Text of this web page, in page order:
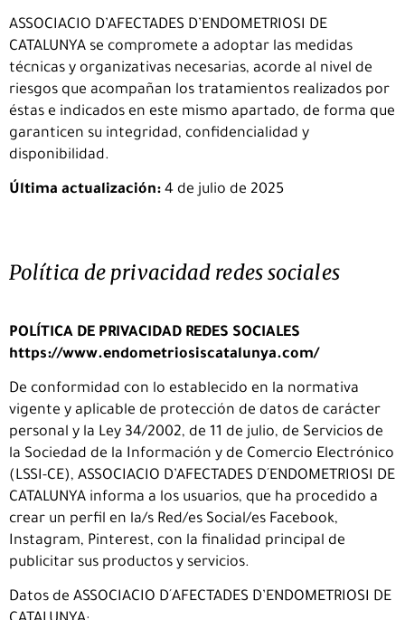
ASSOCIACIO D’AFECTADES D’ENDOMETRIOSI DE
CATALUNYA se compromete a adoptar las medidas
técnicas y organizativas necesarias, acorde al nivel de
riesgos que acompañan los tratamientos realizados por
éstas e indicados en este mismo apartado, de forma que
garanticen su integridad, confidencialidad y
disponibilidad.
Última actualización: 4 de julio de 2025
Política de privacidad redes sociales
POLÍTICA DE PRIVACIDAD REDES SOCIALES
https://www.endometriosiscatalunya.com/
De conformidad con lo establecido en la normativa
vigente y aplicable de protección de datos de carácter
personal y la Ley 34/2002, de 11 de julio, de Servicios de
la Sociedad de la Información y de Comercio Electrónico
(LSSI-CE), ASSOCIACIO D’AFECTADES D´ENDOMETRIOSI DE
CATALUNYA informa a los usuarios, que ha procedido a
crear un perfil en la/s Red/es Social/es Facebook,
Instagram, Pinterest, con la finalidad principal de
publicitar sus productos y servicios.
Datos de ASSOCIACIO D´AFECTADES D’ENDOMETRIOSI DE